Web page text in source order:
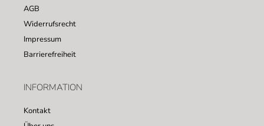
AGB
Widerrufsrecht
Impressum
Barrierefreiheit
INFORMATION
Kontakt